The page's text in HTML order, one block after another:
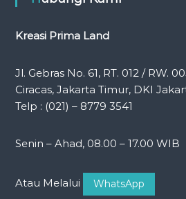
Kreasi Prima Land
Jl. Gebras No. 61, RT. 012 / RW.
Ciracas, Jakarta Timur, DKI
Telp : (021) – 8779 3541
Senin – Ahad, 08.00 – 17.00 WIB
Atau Melalui WhatsApp